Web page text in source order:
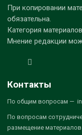
При копировании
обязательна.
Категория
Мнение редакции
Контакты
По общим вопросам —
По вопросам
размещение